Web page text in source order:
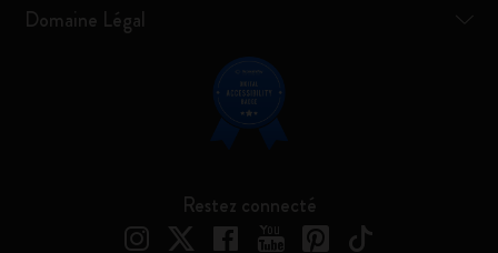
Domaine Légal
Restez connecté